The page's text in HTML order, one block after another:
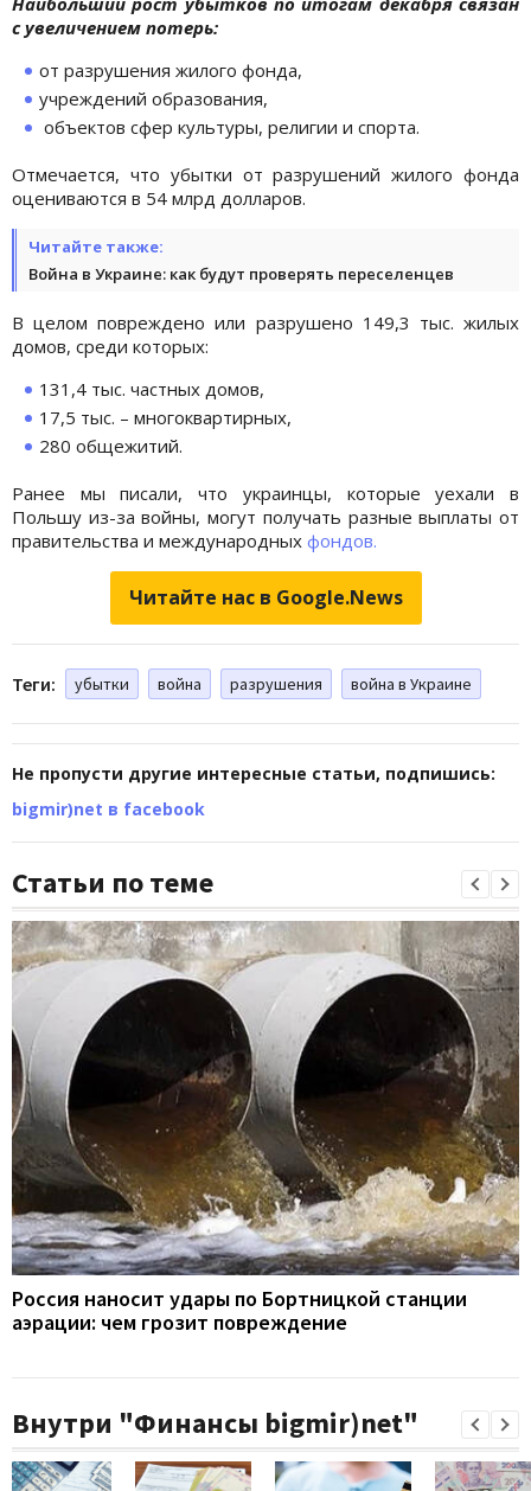
с увеличением потерь:
от разрушения жилого фонда,
учреждений образования,
объектов сфер культуры, религии и спорта.
Отмечается, что убытки от разрушений жилого фонда
оцениваются в 54 млрд долларов.
Читайте также:
Война в Украине: как будут проверять переселенцев
В целом повреждено или разрушено 149,3 тыс. жилых
домов, среди которых:
131,4 тыс. частных домов,
17,5 тыс. – многоквартирных,
280 общежитий.
Ранее мы писали, что украинцы, которые уехали в
Польшу из-за войны, могут получать разные выплаты от
правительства и международных фондов.
Читайте нас в Google.News
Теги: убытки война разрушения война в Украине
Не пропусти другие интересные статьи, подпишись:
bigmir)net в facebook
Статьи по теме
Россия наносит удары по Бортницкой станции
аэрации: чем грозит повреждение
Внутри "Финансы bigmir)net"